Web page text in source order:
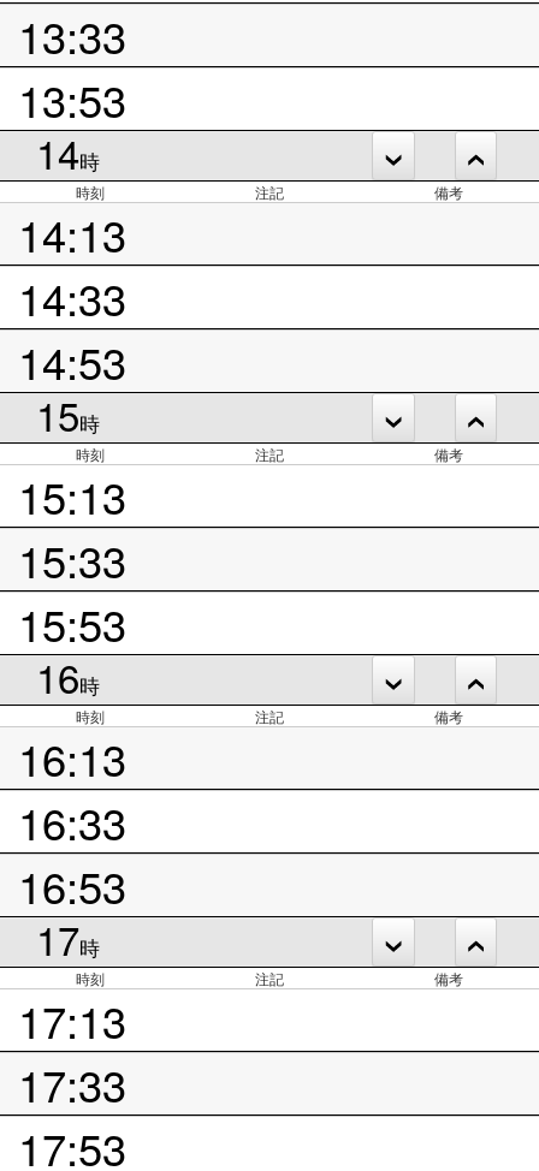
13:33
13:53
14時
時刻 注記 備考
14:13
14:33
14:53
15時
時刻 注記 備考
15:13
15:33
15:53
16時
時刻 注記 備考
16:13
16:33
16:53
17時
時刻 注記 備考
17:13
17:33
17:53